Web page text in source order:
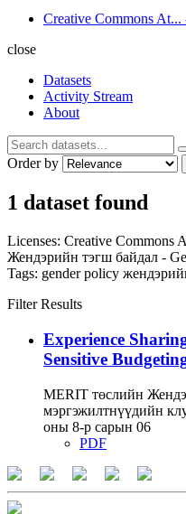
Creative Commons At...
close
Datasets
Activity Stream
About
Order by
1 dataset found
Licenses: Creative Commons
Жендэрийн тэгш байдал -
Tags: gender policy
Filter Results
Experience
Sensitive
MERIT төслийн
мэргэжилтнүүдийн
оны 8-р сарын 06
PDF